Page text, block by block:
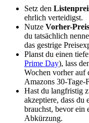
Setz den
ehrlich verteidigst.
Nutze Vorher-Preis
du tatsächlich
das gestrige
Planst du einen
Prime Day), lass
Wochen vorher auf
Amazons 30-Tage-
Hast du langfristig
akzeptiere, dass du
brauchst, bevor ein
Abkürzung.